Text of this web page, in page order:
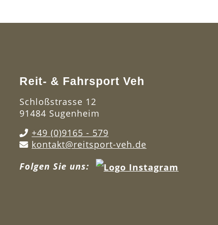
Reit- & Fahrsport Veh
Schloßstrasse 12
91484 Sugenheim
+49 (0)9165 - 579
kontakt@reitsport-veh.de
Folgen Sie uns: